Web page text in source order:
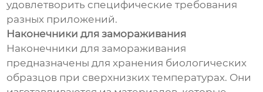
удовлетворить специфические требования
разных приложений.
Наконечники для замораживания
Наконечники для замораживания
предназначены для хранения биологических
образцов при сверхнизких температурах. Они